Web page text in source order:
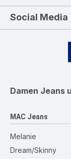
Social Media
Damen Jeans
MAC Jeans
Melanie
Dream/Skinny